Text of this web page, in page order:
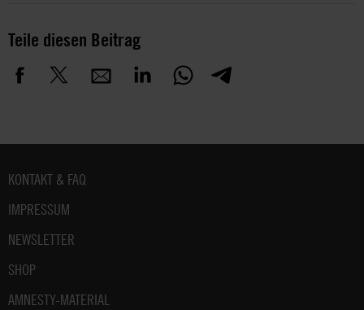
Teile diesen Beitrag
Fußbereich
KONTAKT & FAQ
IMPRESSUM
NEWSLETTER
SHOP
AMNESTY-MATERIAL